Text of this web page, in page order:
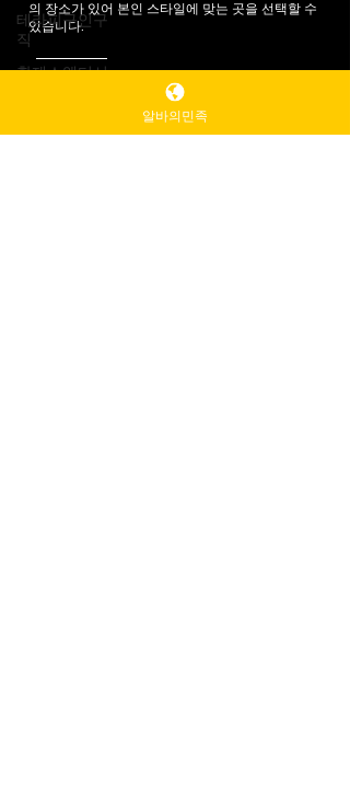
테라피구인구
직
황제스웨디시
서울스웨디시
의 장소가 있어 본인 스타일에 맞는 곳을 선택할 수
있습니다.
알바의민족